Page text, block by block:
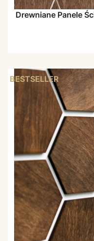
Drewniane Panele
BESTSELLER